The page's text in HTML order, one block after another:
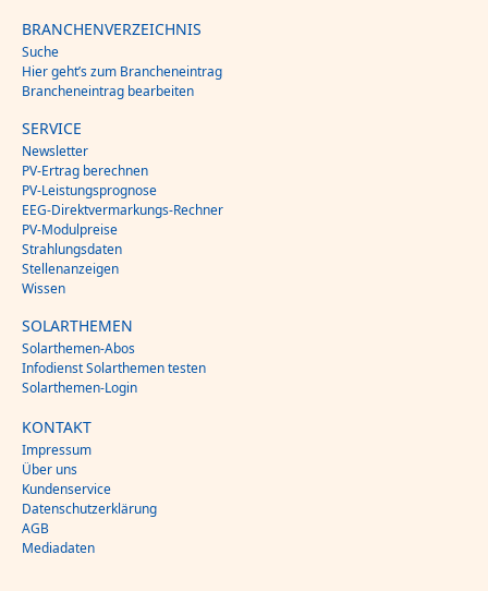
BRANCHENVERZEICHNIS
Suche
Hier geht’s zum Brancheneintrag
Brancheneintrag bearbeiten
SERVICE
Newsletter
PV-Ertrag berechnen
PV-Leistungsprognose
EEG-Direktvermarkungs-Rechner
PV-Modulpreise
Strahlungsdaten
Stellenanzeigen
Wissen
SOLARTHEMEN
Solarthemen-Abos
Infodienst Solarthemen testen
Solarthemen-Login
KONTAKT
Impressum
Über uns
Kundenservice
Datenschutzerklärung
AGB
Mediadaten